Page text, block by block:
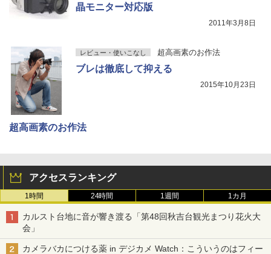
晶モニター対応版
2011年3月8日
レビュー・使いこなし 超高画素のお作法
ブレは徹底して抑える
2015年10月23日
超高画素のお作法
アクセスランキング
1時間 24時間 1週間 1カ月
カルスト台地に音が響き渡る「第48回秋吉台観光まつり花火大
会」
カメラバカにつける薬 in デジカメ Watch：こういうのはフィー